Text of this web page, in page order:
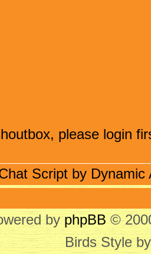
please login
Script by Dynamic
byphpBB ©
Birds Style